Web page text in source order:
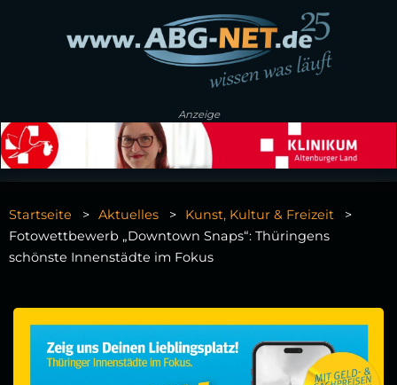
Anzeige
Startseite Aktuelles
Kunst, Kultur & Freizeit
Fotowettbewerb „Downtown Snaps“: Thüringens
schönste Innenstädte im Fokus